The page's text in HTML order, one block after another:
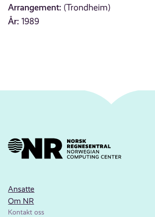
Arrangement: (Trondheim)
År: 1989
Ansatte
Om NR
Kontakt oss